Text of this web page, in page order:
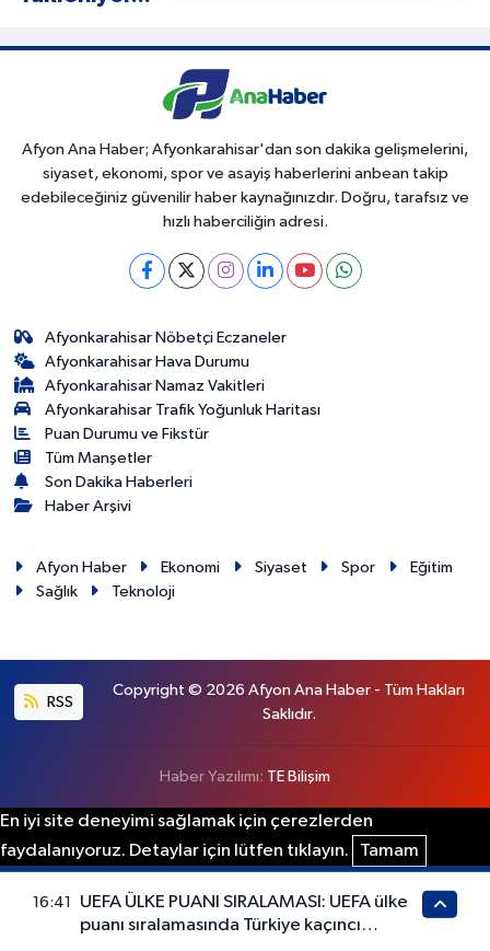
Afyon Ana Haber; Afyonkarahisar'dan son dakika gelişmelerini,
siyaset, ekonomi, spor ve asayiş haberlerini anbean takip
edebileceğiniz güvenilir haber kaynağınızdır. Doğru, tarafsız ve
hızlı haberciliğin adresi.
Afyonkarahisar Nöbetçi Eczaneler
Afyonkarahisar Hava Durumu
Afyonkarahisar Namaz Vakitleri
Afyonkarahisar Trafik Yoğunluk Haritası
Puan Durumu ve Fikstür
Tüm Manşetler
Son Dakika Haberleri
Haber Arşivi
Afyon Haber Ekonomi Siyaset Spor
Eğitim
Sağlık
Teknoloji
RSS
Copyright © 2026 Afyon Ana Haber - Tüm Hakları
Saklıdır.
Haber Yazılımı: TE Bilişim
En iyi site deneyimi sağlamak için çerezlerden
faydalanıyoruz. Detaylar için lütfen tıklayın.
Tamam
16:41
UEFA ÜLKE PUANI SIRALAMASI: UEFA ülke
puanı sıralamasında Türkiye kaçıncı